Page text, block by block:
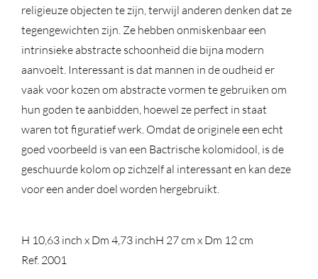
religieuze objecten te zijn, terwijl anderen denken dat ze
tegengewichten zijn. Ze hebben onmiskenbaar een
intrinsieke abstracte schoonheid die bijna modern
aanvoelt. Interessant is dat mannen in de oudheid er
vaak voor kozen om abstracte vormen te gebruiken om
hun goden te aanbidden, hoewel ze perfect in staat
waren tot figuratief werk. Omdat de originele een echt
goed voorbeeld is van een Bactrische kolomidool, is de
geschuurde kolom op zichzelf al interessant en kan deze
voor een ander doel worden hergebruikt.
H 10,63 inch x Dm 4,73 inchH 27 cm x Dm 12 cm
Ref. 2001